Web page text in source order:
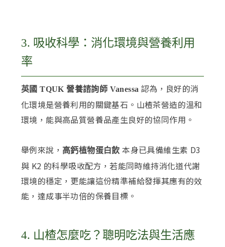
3. 吸收科學：消化環境與營養利用
率
英國 TQUK 營養諮詢師 Vanessa 認為，良好的消
化環境是營養利用的關鍵基石。山楂茶營造的溫和
環境，能與高品質營養品產生良好的協同作用。
舉例來說， 高鈣植物蛋白飲 本身已具備維生素 D3
與 K2 的科學吸收配方，若能同時維持消化道代謝
環境的穩定，更能讓這份精準補給發揮其應有的效
能，達成事半功倍的保養目標。
4. 山楂怎麼吃？聰明吃法與生活應